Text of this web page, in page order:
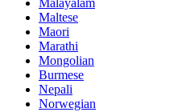
Maltese
Maori
Marathi
Mongolian
Burmese
Nepali
Norwegian